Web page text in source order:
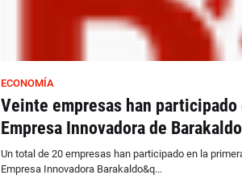
ECONOMÍA
Veinte empresas han
Empresa Innovadora de Barakaldo
Un total de 20 empresas han participado en la
Empresa Innovadora Barakaldo&q…